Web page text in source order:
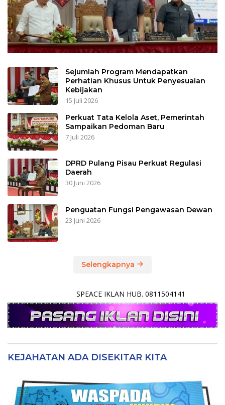
Sejumlah Program Mendapatkan
Perhatian Khusus Untuk Penyesuaian
Kebijakan
15 Juli 2026
Perkuat Tata Kelola Aset, Pemerintah
Sampaikan Pedoman Baru
7 Juli 2026
DPRD Pulang Pisau Perkuat Regulasi
Daerah
30 Juni 2026
Penguatan Fungsi Pengawasan Dewan
23 Juni 2026
Selengkapnya
SPEACE IKLAN HUB. 0811504141
KEJAHATAN ADA DISEKITAR KITA